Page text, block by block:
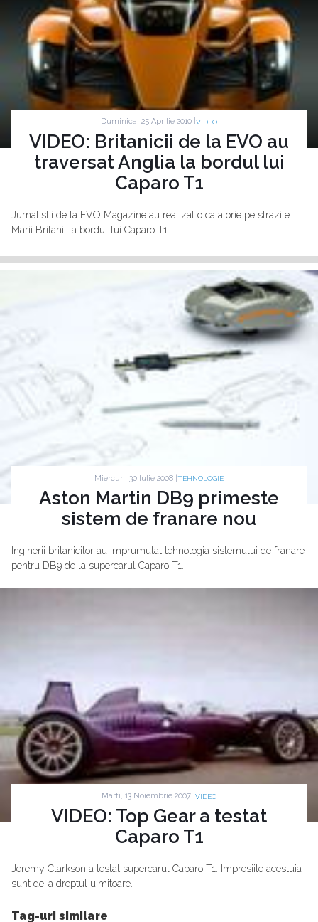
Duminica, 25 Aprilie 2010 | VIDEO
VIDEO: Britanicii de la EVO au
traversat Anglia la bordul lui
Caparo T1
Jurnalistii de la EVO Magazine au realizat o calatorie pe strazile
Marii Britanii la bordul lui Caparo T1.
Miercuri, 30 Iulie 2008 | TEHNOLOGIE
Aston Martin DB9 primeste
sistem de franare nou
Inginerii britanicilor au imprumutat tehnologia sistemului de franare
pentru DB9 de la supercarul Caparo T1.
Marti, 13 Noiembrie 2007 | VIDEO
VIDEO: Top Gear a testat
Caparo T1
Jeremy Clarkson a testat supercarul Caparo T1. Impresiile acestuia
sunt de-a dreptul uimitoare.
Tag-uri similare